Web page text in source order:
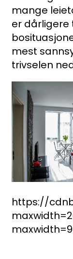
mange
er dårligere
mest
trivselen
https://